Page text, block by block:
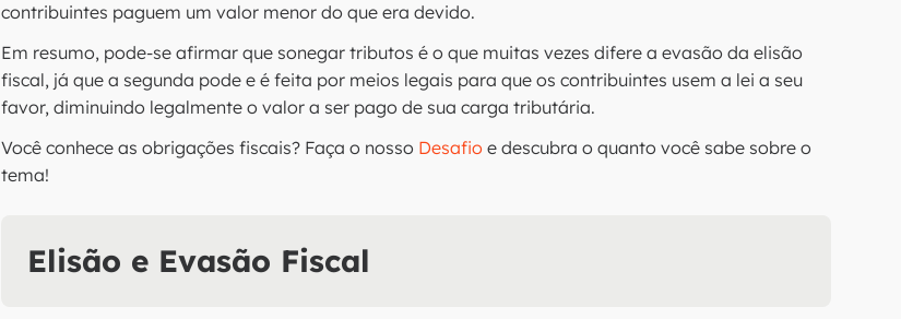
contribuintes paguem um valor menor do que era devido.
Em resumo, pode-se afirmar que sonegar tributos é o que muitas vezes difere a evasão da elisão
fiscal, já que a segunda pode e é feita por meios legais para que os contribuintes usem a lei a seu
favor, diminuindo legalmente o valor a ser pago de sua carga tributária.
Você conhece as obrigações fiscais? Faça o nosso Desafio e descubra o quanto você sabe sobre o
tema!
Elisão e Evasão Fiscal